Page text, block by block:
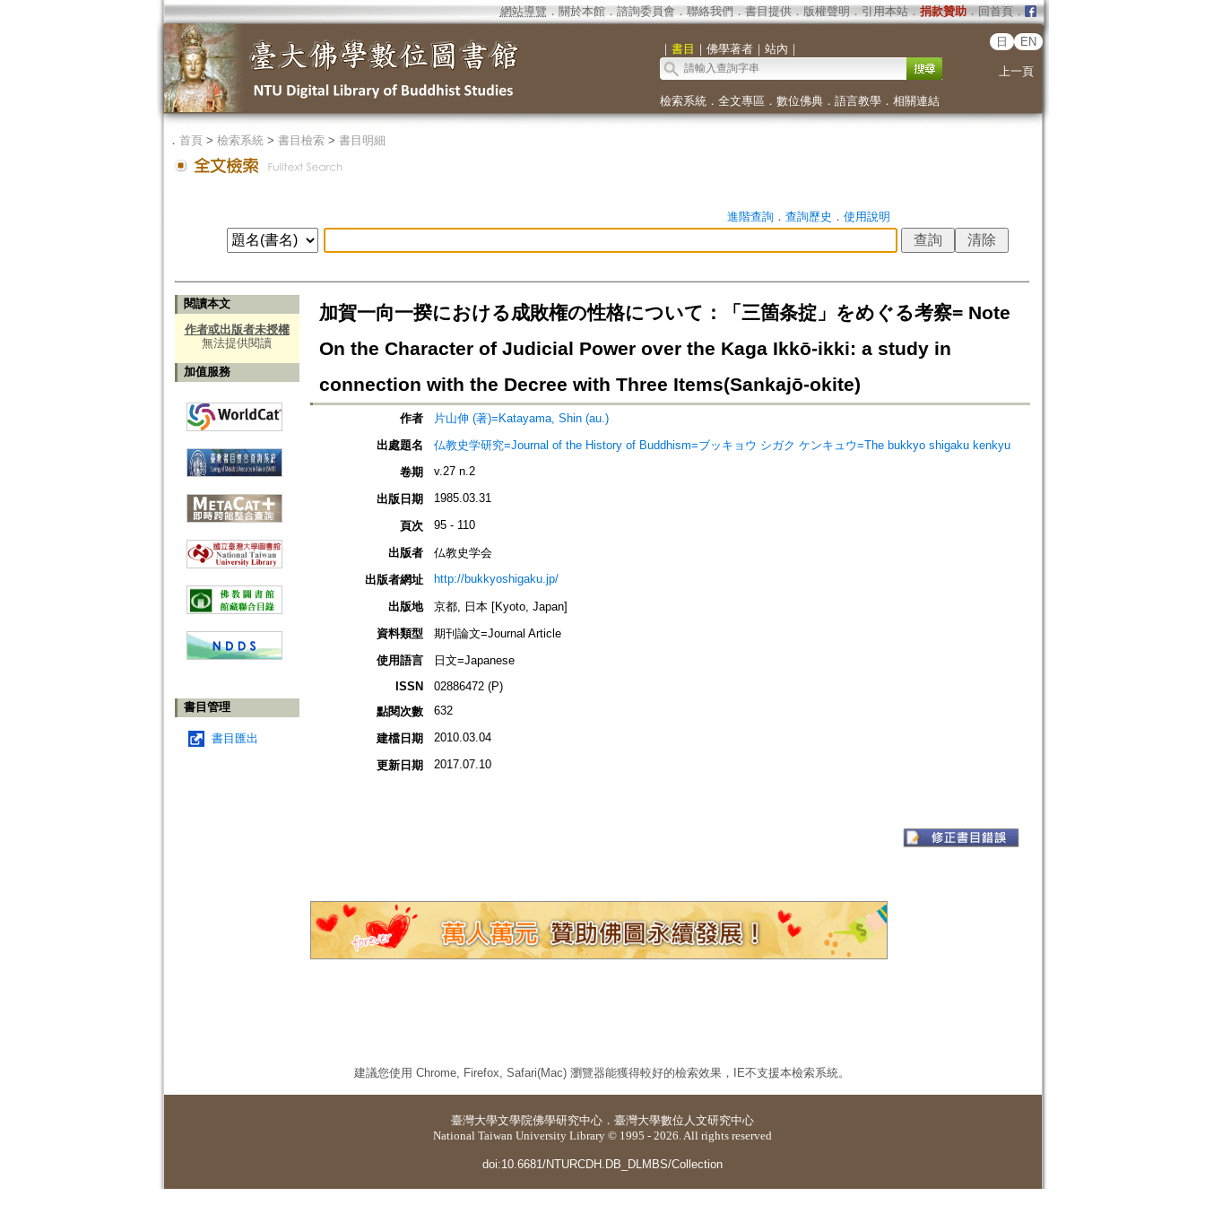
網站導覽 ． 關於本館． 諮詢委員會． 聯絡我們 ． 書目提供． 版權聲明 ． 引用本站． 捐款贊助．回首頁．
｜ 書目 ｜ 佛學著者｜ 站內 ｜
日 EN
上一頁
檢索系統． 全文專區 ． 數位佛典． 語言教學． 相關連結
． 首頁> 檢索系統> 書目檢索> 書目明細
進階查詢． 查詢歷史 ． 使用說明
閱讀本文
作者或出版者未授權
無法提供閱讀
加值服務
書目管理
書目匯出
加賀一向一揆における成敗権の性格について：「三箇条掟」をめぐる考察= Note
On the Character of Judicial Power over the Kaga Ikkō-ikki: a study in
connection with the Decree with Three Items(Sankajō-okite)
作者
片山伸 (著)=Katayama, Shin (au.)
出處題名
仏教史学研究=Journal of the History of Buddhism=ブッキョウ シガク ケンキュウ=The bukkyo shigaku kenkyu
卷期
v.27 n.2
出版日期 1985.03.31
頁次 95 - 110
出版者
仏教史学会
出版者網址
http://bukkyoshigaku.jp/
出版地
京都, 日本 [Kyoto, Japan]
資料類型
期刊論文=Journal Article
使用語言
日文=Japanese
ISSN
02886472 (P)
點閱次數
632
建檔日期 2010.03.04
更新日期 2017.07.10
建議您使用 Chrome, Firefox, Safari(Mac) 瀏覽器能獲得較好的檢索效果，IE不支援本檢索系統。
臺灣大學文學院佛學研究中心 ． 臺灣大學數位人文研究中心
National Taiwan University Library © 1995 - 2026. All rights reserved
doi:10.6681/NTURCDH.DB_DLMBS/Collection